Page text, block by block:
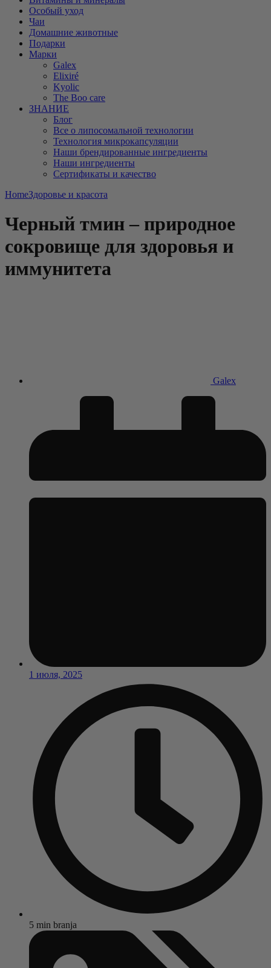
Особый уход
Чаи
Домашние животные
Подарки
Марки
Galex
Elixiré
Kyolic
The Boo care
ЗНАНИЕ
Блог
Все о липосомальной технологии
Технология микрокапсуляции
Наши брендированные ингредиенты
Наши ингредиенты
Сертификаты и качество
HomeЗдоровье и красота
Черный тмин – природное
сокровище для здоровья и
иммунитета
Galex
1 июля, 2025
5 min branja